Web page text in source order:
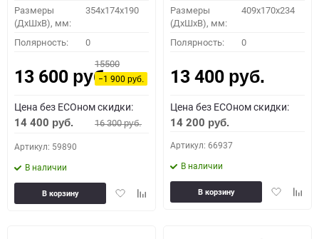
Размеры
(ДхШхВ), мм:
354x174x190
Полярность: 0
13 600 руб.
15500
−1 900руб.
Цена без ECOном скидки:
14 400 руб. 16 300руб.
Артикул: 59890
В наличии
ДобавитьДобавить
В корзину
Размеры
(ДхШхВ), мм:
409x170x234
Полярность: 0
13 400 руб.
Цена без ECOном скидки:
14 200 руб.
Артикул: 66937
В наличии
Добавить
В корзину